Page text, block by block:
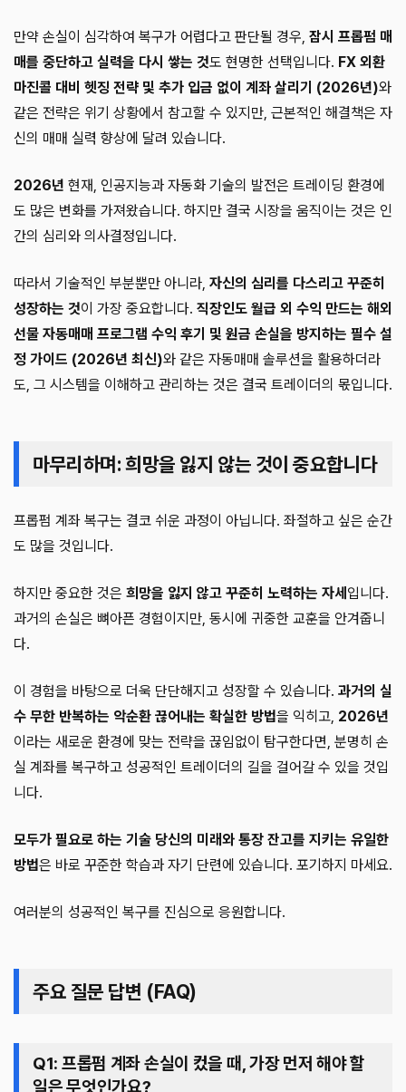
만약 손실이 심각하여 복구가 어렵다고 판단될 경우, 잠시 프롭펌 매
매를 중단하고 실력을 다시 쌓는 것도 현명한 선택입니다. FX 외환
마진콜 대비 헷징 전략 및 추가 입금 없이 계좌 살리기 (2026년)와
같은 전략은 위기 상황에서 참고할 수 있지만, 근본적인 해결책은 자
신의 매매 실력 향상에 달려 있습니다.
2026년 현재, 인공지능과 자동화 기술의 발전은 트레이딩 환경에
도 많은 변화를 가져왔습니다. 하지만 결국 시장을 움직이는 것은 인
간의 심리와 의사결정입니다.
따라서 기술적인 부분뿐만 아니라, 자신의 심리를 다스리고 꾸준히
성장하는 것이 가장 중요합니다. 직장인도 월급 외 수익 만드는 해외
선물 자동매매 프로그램 수익 후기 및 원금 손실을 방지하는 필수 설
정 가이드 (2026년 최신)와 같은 자동매매 솔루션을 활용하더라
도, 그 시스템을 이해하고 관리하는 것은 결국 트레이더의 몫입니다.
마무리하며: 희망을 잃지 않는 것이 중요합니다
프롭펌 계좌 복구는 결코 쉬운 과정이 아닙니다. 좌절하고 싶은 순간
도 많을 것입니다.
하지만 중요한 것은 희망을 잃지 않고 꾸준히 노력하는 자세 입니다.
과거의 손실은 뼈아픈 경험이지만, 동시에 귀중한 교훈을 안겨줍니
다.
이 경험을 바탕으로 더욱 단단해지고 성장할 수 있습니다. 과거의 실
수 무한 반복하는 악순환 끊어내는 확실한 방법을 익히고, 2026년
이라는 새로운 환경에 맞는 전략을 끊임없이 탐구한다면, 분명히 손
실 계좌를 복구하고 성공적인 트레이더의 길을 걸어갈 수 있을 것입
니다.
모두가 필요로 하는 기술 당신의 미래와 통장 잔고를 지키는 유일한
방법은 바로 꾸준한 학습과 자기 단련에 있습니다. 포기하지 마세요.
여러분의 성공적인 복구를 진심으로 응원합니다.
주요 질문 답변 (FAQ)
Q1: 프롭펌 계좌 손실이 컸을 때, 가장 먼저 해야 할
일은 무엇인가요?